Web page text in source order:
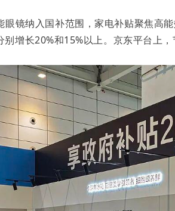
镜纳入国补范围，家电补贴聚焦高
增长20%和15%以上。京东平台上，